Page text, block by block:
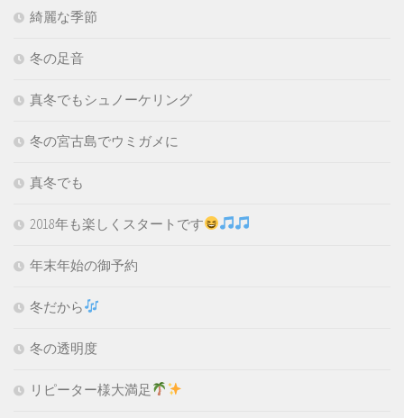
綺麗な季節
冬の足音
真冬でもシュノーケリング
冬の宮古島でウミガメに
真冬でも
2018年も楽しくスタートです
年末年始の御予約
冬だから
冬の透明度
リピーター様大満足